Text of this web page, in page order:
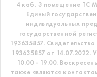
4 каб. 3 помещение ТС
Единый
индивидуальных
государственной
193635857.
193635857 от 14.07.2022.
10.00 - 19.00.
также являются